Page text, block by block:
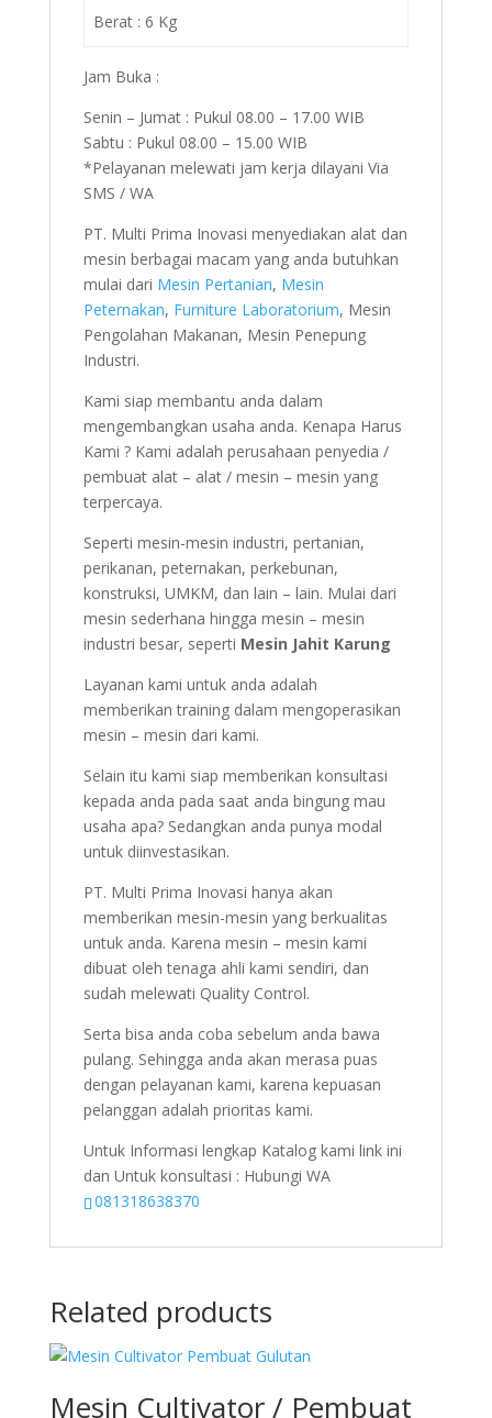
Berat : 6 Kg
Jam Buka :
Senin – Jumat : Pukul 08.00 – 17.00 WIB
Sabtu : Pukul 08.00 – 15.00 WIB
*Pelayanan melewati jam kerja dilayani Via
SMS / WA
PT. Multi Prima Inovasi menyediakan alat dan
mesin berbagai macam yang anda butuhkan
mulai dari Mesin Pertanian, Mesin
Peternakan, Furniture Laboratorium, Mesin
Pengolahan Makanan, Mesin Penepung
Industri.
Kami siap membantu anda dalam
mengembangkan usaha anda. Kenapa Harus
Kami ? Kami adalah perusahaan penyedia /
pembuat alat – alat / mesin – mesin yang
terpercaya.
Seperti mesin-mesin industri, pertanian,
perikanan, peternakan, perkebunan,
konstruksi, UMKM, dan lain – lain. Mulai dari
mesin sederhana hingga mesin – mesin
industri besar, seperti Mesin Jahit Karung
Layanan kami untuk anda adalah
memberikan training dalam mengoperasikan
mesin – mesin dari kami.
Selain itu kami siap memberikan konsultasi
kepada anda pada saat anda bingung mau
usaha apa? Sedangkan anda punya modal
untuk diinvestasikan.
PT. Multi Prima Inovasi hanya akan
memberikan mesin-mesin yang berkualitas
untuk anda. Karena mesin – mesin kami
dibuat oleh tenaga ahli kami sendiri, dan
sudah melewati Quality Control.
Serta bisa anda coba sebelum anda bawa
pulang. Sehingga anda akan merasa puas
dengan pelayanan kami, karena kepuasan
pelanggan adalah prioritas kami.
Untuk Informasi lengkap Katalog kami link ini
dan Untuk konsultasi : Hubungi WA
081318638370
Related products
Mesin Cultivator / Pembuat